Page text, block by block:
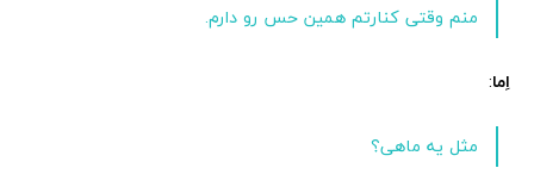
منم وقتی کنارتم همین حس رو دارم.
اِما:
مثل یه ماهی؟